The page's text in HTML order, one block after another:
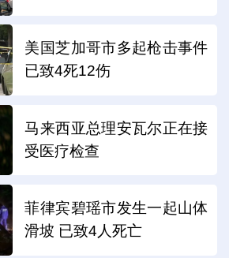
美国芝加哥市多起枪击事件
已致4死12伤
马来西亚总理安瓦尔正在接
受医疗检查
菲律宾碧瑶市发生一起山体
滑坡 已致4人死亡